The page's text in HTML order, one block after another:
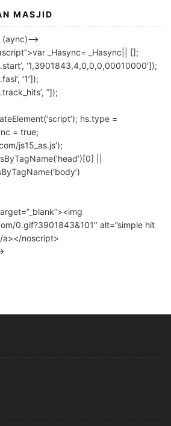
MASJID
(aync)–>
_Hasync= _Hasync|| [];
‘1,3901843,4,0,0,0,00010000’]);
‘1’]);
”]);
hs.type =
= true;
js15_as.js’);
||
0.gif?3901843&101″ alt=”simple hit
a></noscript>